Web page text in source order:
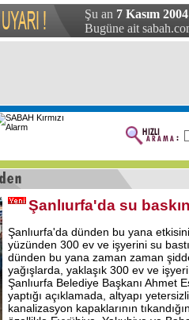
Şu an 7 Kasım
Bugüne ait
Şanlıurfa'da su
Şanlıurfa'da dünden bu yana
yüzünden 300 ev ve işyerini su
dünden bu yana zaman zaman
yağışlarda, yaklaşık 300 ev ve
Şanlıurfa Belediye Başkanı Ahmet
yaptığı açıklamada, altyapı
kanalizasyon kapaklarının